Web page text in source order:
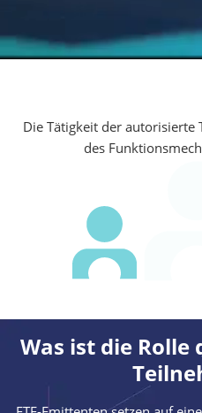
Die Tätigkeit der autorisierte
des
Was ist die